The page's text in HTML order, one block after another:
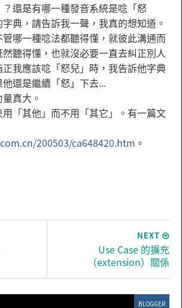
還是有哪一種發音系統是唸「怒
典，請告訴我一聲，我真的想知道。
哪一種唸法都聽得懂，就彼此溝通而
聽得懂，也就沒必要一直去糾正別人
我應該唸「怒兒」時，我告訴他字典
還是繼續「怒」下去...
真大。
「其他」而不用「其它」。有一篇文
200503/ca648420.htm 。
NEXT
Use Case 的擴充
（extension）關係
BLOGGER